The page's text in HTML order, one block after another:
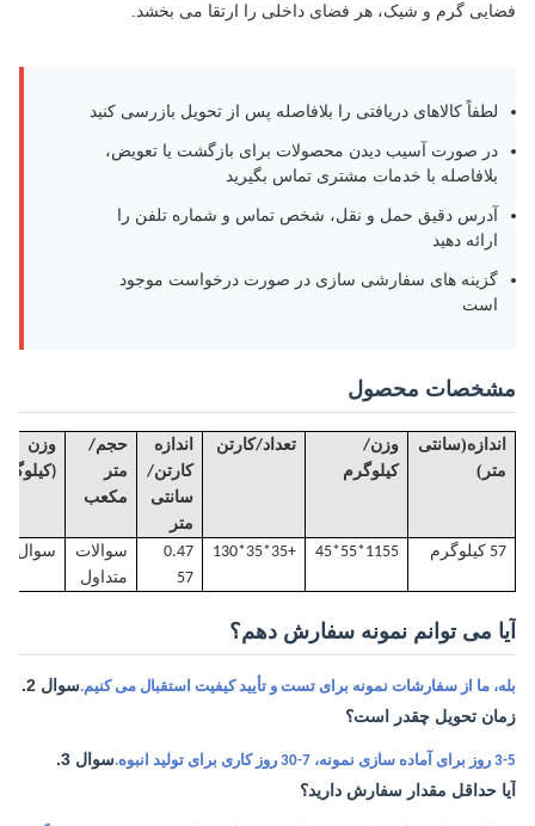
فضایی گرم و شیک، هر فضای داخلی را ارتقا می بخشد.
لطفاً کالاهای دریافتی را بلافاصله پس از تحویل بازرسی کنید
در صورت آسیب دیدن محصولات برای بازگشت یا تعویض،
بلافاصله با خدمات مشتری تماس بگیرید
آدرس دقیق حمل و نقل، شخص تماس و شماره تلفن را
ارائه دهید
گزینه های سفارشی سازی در صورت درخواست موجود
است
مشخصات محصول
اندازه(سانتی
متر )
وزن/
کیلوگرم
تعداد/کارتن
اندازه
کارتن/
سانتی
متر
حجم/
متر
مکعب
وزن
57 کیلوگرم 1155*55*45
+35*35*130
0.47
57
سوالات
متداول
سوال 1.
آیا می توانم نمونه سفارش دهم؟
بله، ما از سفارشات نمونه برای تست و تأیید کیفیت استقبال می کنیم.سوال 2.
زمان تحویل چقدر است؟
3-5 روز برای آماده سازی نمونه، 7-30 روز کاری برای تولید انبوه.
سوال 3.
آیا حداقل مقدار سفارش دارید؟